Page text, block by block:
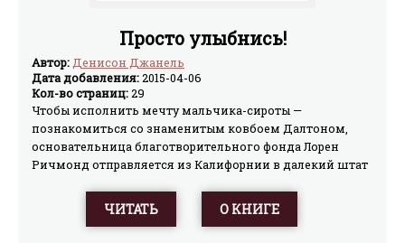
Просто улыбнись!
Автор: Денисон Джанель
Дата добавления:2015-04-06
Кол-во страниц:29
Чтобы исполнить мечту мальчика-сироты —
познакомиться со знаменитым ковбоем Далтоном,
основательница благотворительного фонда Лорен
Ричмонд отправляется из Калифорнии в далекий штат
влюбляется в мужественного ковбоя, но он живет
замкнутой жизнью, его мучает какая-то тайна. Однако
ЧИТАТЬ О КНИГЕ